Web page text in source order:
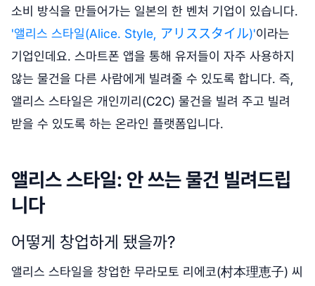
소비 방식을 만들어가는 일본의 한 벤처 기업이 있습니다.
'앨리스 스타일(Alice. Style, アリススタイル)'이라는
기업인데요. 스마트폰 앱을 통해 유저들이 자주 사용하지
않는 물건을 다른 사람에게 빌려줄 수 있도록 합니다. 즉,
앨리스 스타일은 개인끼리(C2C) 물건을 빌려 주고 빌려
받을 수 있도록 하는 온라인 플랫폼입니다.
앨리스 스타일: 안 쓰는 물건 빌려드립
니다
어떻게 창업하게 됐을까?
앨리스 스타일을 창업한 무라모토 리에코(村本理恵子) 씨